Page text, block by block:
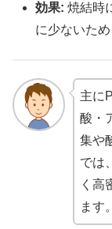
効果: 焼結時
に少ないた
主に
酸・
集や
では
く高
ます。